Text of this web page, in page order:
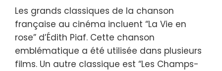
Les grands classiques de la chanson
française au cinéma incluent “La Vie en
rose” d’Édith Piaf. Cette chanson
emblématique a été utilisée dans plusieurs
films. Un autre classique est “Les Champs-